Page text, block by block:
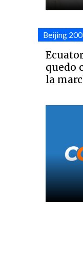
Beijing
quedo
la